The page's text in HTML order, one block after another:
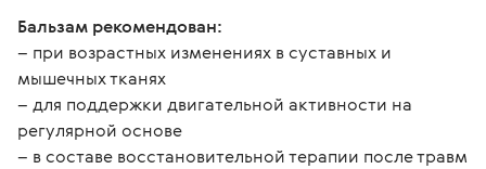
Бальзам рекомендован:
– при возрастных изменениях в суставных и
мышечных тканях
– для поддержки двигательной активности на
регулярной основе
– в составе восстановительной терапии после травм